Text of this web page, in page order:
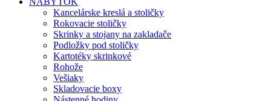
Kancelárske kreslá a stoličky
Rokovacie stoličky
Skrinky a stojany na zakladače
Podložky pod stoličky
Kartotéky skrinkové
Rohože
Vešiaky
Skladovacie boxy